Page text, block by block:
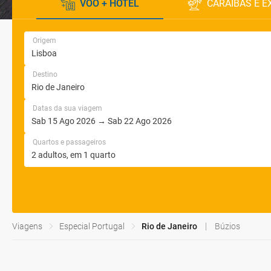
VOO + HOTEL CARAÍBAS E
Origem
Destino
Datas da sua viagem
Quartos e passageiros
Viagens Especial Portugal Rio de Janeiro Búzios